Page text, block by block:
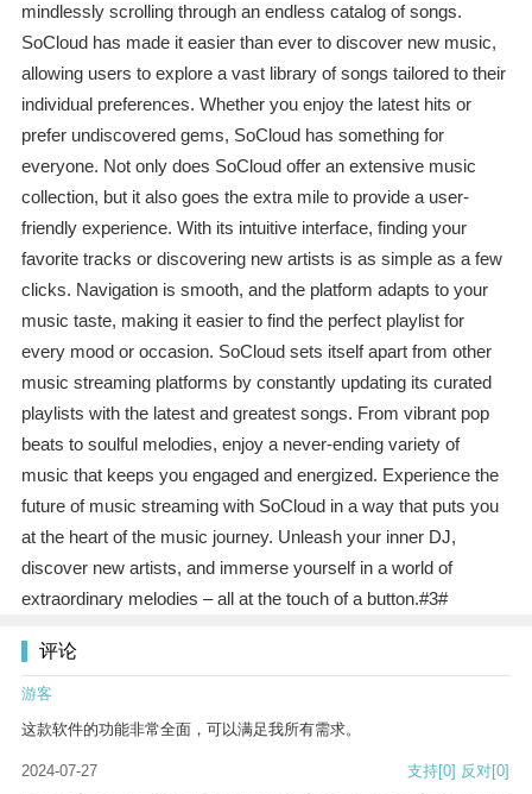
mindlessly scrolling through an endless catalog of songs.
SoCloud has made it easier than ever to discover new music,
allowing users to explore a vast library of songs tailored to their
individual preferences. Whether you enjoy the latest hits or
prefer undiscovered gems, SoCloud has something for
everyone. Not only does SoCloud offer an extensive music
collection, but it also goes the extra mile to provide a user-
friendly experience. With its intuitive interface, finding your
favorite tracks or discovering new artists is as simple as a few
clicks. Navigation is smooth, and the platform adapts to your
music taste, making it easier to find the perfect playlist for
every mood or occasion. SoCloud sets itself apart from other
music streaming platforms by constantly updating its curated
playlists with the latest and greatest songs. From vibrant pop
beats to soulful melodies, enjoy a never-ending variety of
music that keeps you engaged and energized. Experience the
future of music streaming with SoCloud in a way that puts you
at the heart of the music journey. Unleash your inner DJ,
discover new artists, and immerse yourself in a world of
extraordinary melodies – all at the touch of a button.#3#
评论
游客
这款软件的功能非常全面，可以满足我所有需求。
2024-07-27 支持[0] 反对[0]